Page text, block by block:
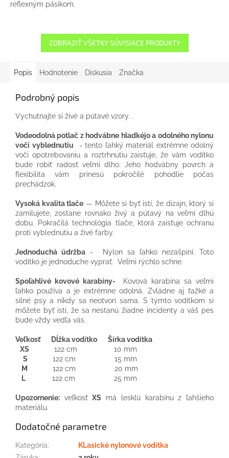
reflexným pásikom.
ZOBRAZIŤ VŠETKY SÚVISIACE PRODUKTY
Popis Hodnotenie Diskusia Značka
Podrobný popis
Vychutnajte si živé a pútavé vzory. .
Vodeodolná potlač z hodvábne hladkéjo a odolného nylonu
voči vyblednutiu - tento ľahký materiál extrémne odolný
voči opotrebovaniu a roztrhnutiu zaisťuje, že vám vodítko
bude robiť radosť veľmi dlho. Jeho hodvábny povrch a
flexibilita vám prinesú pokročilé pohodlie počas
prechádzok.
Vysoká kvalita tlače — Môžete si byť istí, že dizajn, ktorý si
zamilujete, zostane rovnako živý a pútavý na veľmi dlhú
dobu. Pokračilá technológia tlače, ktorá zaisťuje ochranu
proti vyblednutiu a živé farby.
Jednoduchá údržba - Nylon sa ľahko nezašpiní. Toto
vodítko je jednoduche vyprať. Veľmi rýchlo schne.
Spoľahlivé kovové karabíny-
Kovová karabína sa veľmi
ľahko používa a je extrémne odolná. Zvládne aj ťažké a
silné psy a nikdy sa neotvorí sama. S týmto vodítkom si
môžete byť istí, že sa nestanú žiadne incidenty a váš pes
bude vždy vedľa vás.
Veľkosť Dĺžka vodítko Šírka vodítka
XS
122 cm 10 mm
S
122 cm 15 mm
M
122 cm 20 mm
L
122 cm 25 mm
Upozornenie: veľkosťXS má lesklú karabínu z ľahšieho
materiálu.
Dodatočné parametre
Kategória:
KLasické nylonové vodítka